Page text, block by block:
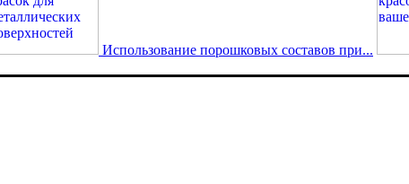
Использование порошковых составов при...